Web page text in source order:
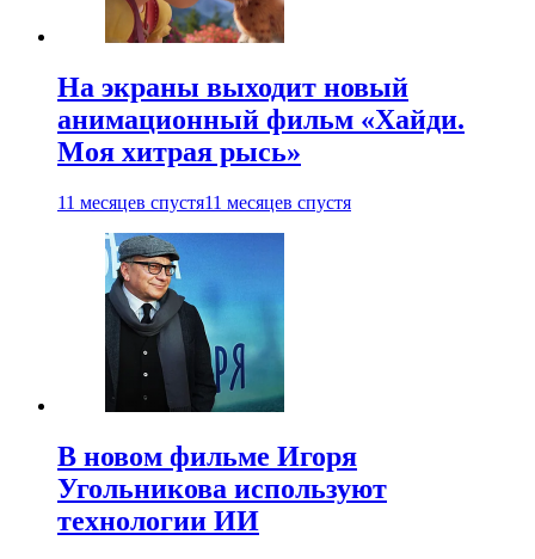
На экраны выходит новый
анимационный фильм «Хайди.
Моя хитрая рысь»
11 месяцев спустя11 месяцев спустя
В новом фильме Игоря
Угольникова используют
технологии ИИ